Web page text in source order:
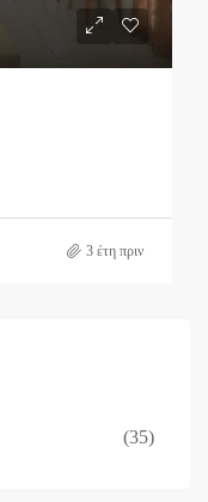
3 έτη πριν
(35)